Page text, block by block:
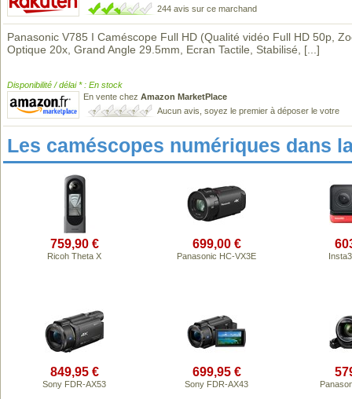
244 avis sur ce marchand
Panasonic V785 I Caméscope Full HD (Qualité vidéo Full HD 50p,
Optique 20x, Grand Angle 29.5mm, Ecran Tactile, Stabilisé, [...]
Disponibilité / délai * : En stock
En vente chez Amazon MarketPlace
Aucun avis, soyez le premier à déposer le votre
Les caméscopes numériques dans
759,90 €
Ricoh Theta X
699,00 €
Panasonic HC-VX3E
849,95 €
Sony FDR-AX53
699,95 €
Sony FDR-AX43